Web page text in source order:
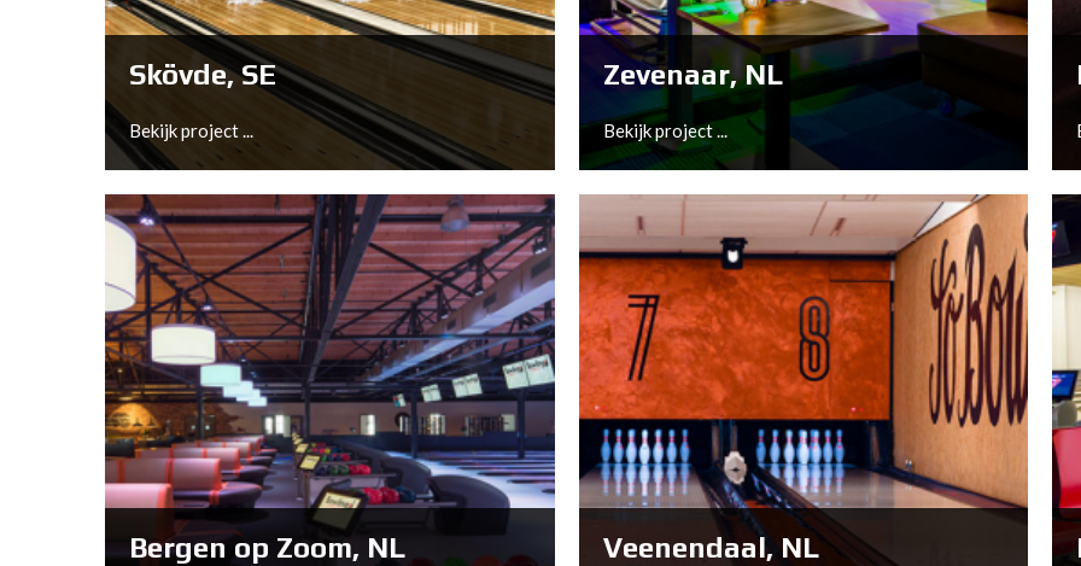
Skövde, SE
Bekijk project ...
Skövde, SE
Michael Church and his family have been in
the bowling business for over 40 years. A
couple of years ago, he felt that it was time
to create a new bowling center and is
perfectly suited for sports bowling as well as
entertainment bowling.
Zevenaar, NL
Bekijk project ...
Zevenaar, NL
To get de Griethse Poort ready for a long and
prosperous future, owners Tonnie and Ellis
Kaal have asked Bowltech to replace the
existing Brunswick A2 machines with state-
of-the-art XLi EDGE pinspotters.
Bergen op Zoom, NL Veenendaal, NL